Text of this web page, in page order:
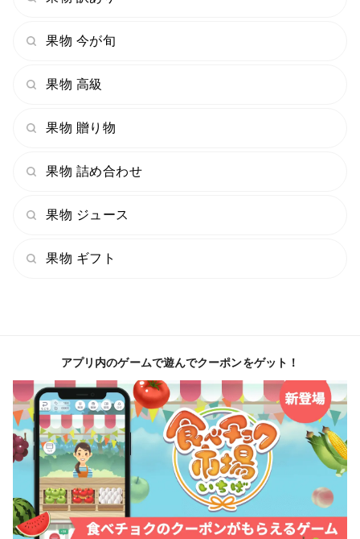
果物 今が旬
果物 高級
果物 贈り物
果物 詰め合わせ
果物 ジュース
果物 ギフト
アプリ内のゲームで遊んでクーポンをゲット！